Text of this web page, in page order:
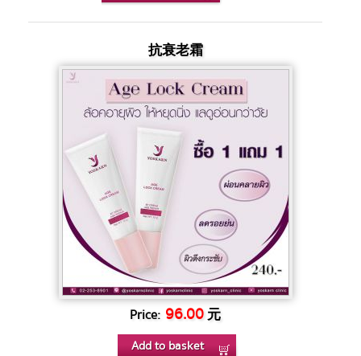
抗衰老霜
Price: 96.00元
Add to basket